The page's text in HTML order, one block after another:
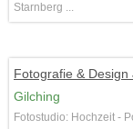
Starnberg ...
Fotografie & Design
Gilching
Fotostudio: Hochzeit -